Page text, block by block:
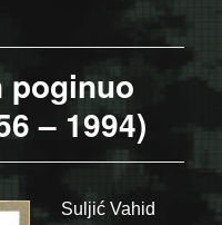
poginuo
– 1994)
Suljić Vahid